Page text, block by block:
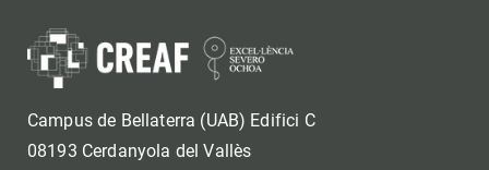
Campus de Bellaterra (UAB) Edifici C
08193 Cerdanyola del Vallès